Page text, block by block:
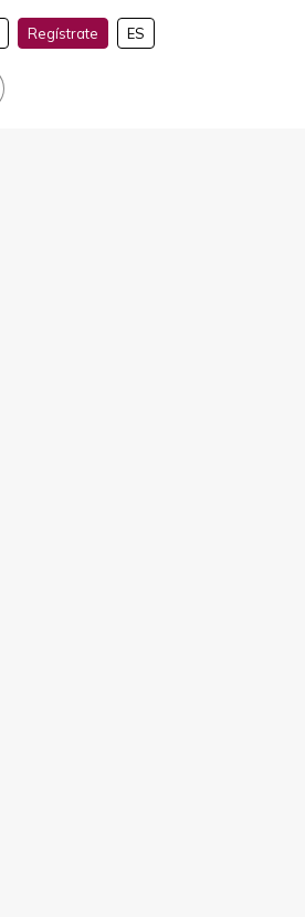
Regístrate ES